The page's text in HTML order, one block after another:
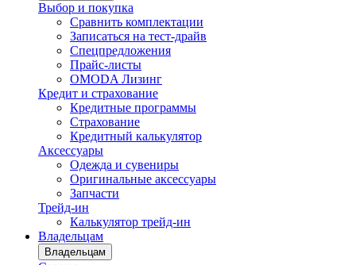
Выбор и покупка
Сравнить комплектации
Записаться на тест-драйв
Cпецпредложения
Прайс-листы
OMODA Лизинг
Кредит и страхование
Кредитные программы
Страхование
Кредитный калькулятор
Аксессуары
Одежда и сувениры
Оригинальные аксессуары
Запчасти
Трейд-ин
Калькулятор трейд-ин
Владельцам
Владельцам